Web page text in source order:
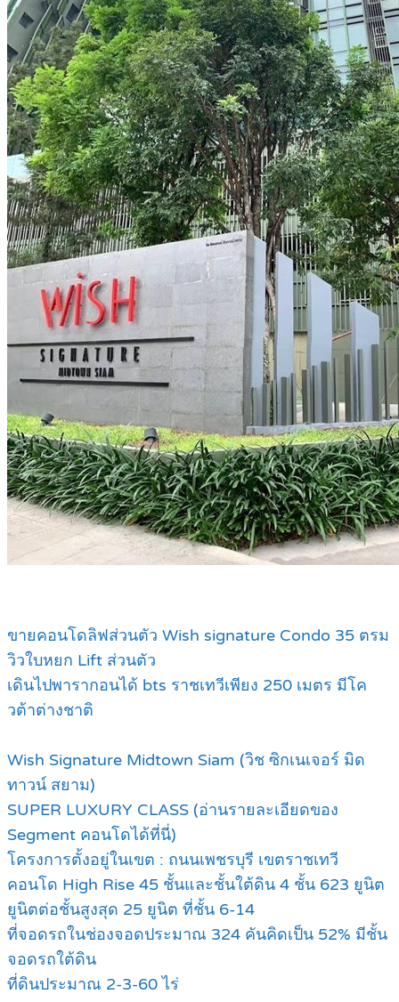
ขายคอนโดลิฟส่วนตัว Wish signature Condo 35 ตรม
วิวใบหยก Lift ส่วนตัว
เดินไปพารากอนได้ bts ราชเทวีเพียง 250 เมตร มีโค
วต้าต่างชาติ
Wish Signature Midtown Siam (วิช ซิกเนเจอร์ มิด
ทาวน์ สยาม)
SUPER LUXURY CLASS (อ่านรายละเอียดของ
Segment คอนโดได้ที่นี่)
โครงการตั้งอยู่ในเขต : ถนนเพชรบุรี เขตราชเทวี
คอนโด High Rise 45 ชั้นและชั้นใต้ดิน 4 ชั้น 623 ยูนิต
ยูนิตต่อชั้นสูงสุด 25 ยูนิต ที่ชั้น 6-14
ที่จอดรถในช่องจอดประมาณ 324 คันคิดเป็น 52% มีชั้น
จอดรถใต้ดิน
ที่ดินประมาณ 2-3-60 ไร่